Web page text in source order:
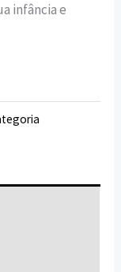
infância e